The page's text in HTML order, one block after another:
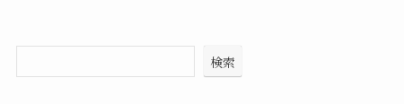
検索